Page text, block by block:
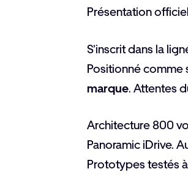
Présentation
S’inscrit dans la
Positionné comme
marque. Attentes
Architecture 800
Panoramic iDrive.
Prototypes testés